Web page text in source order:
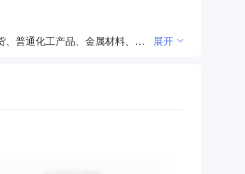
经销：煤炭、焦炭、石材、石料、钢材、沥青、建材、钢材、空调、机电设备、五金交电、办公用品、电子产品、日用百货、普通化工产品、金属材料、化工材料、矿山产品、通讯设备、纺织品、服装鞋帽、文化用品、文化设计、汽车配件、计算机软硬件及辅助设备、铝矾土、铁矿粉；煤炭信息咨询服务，制作代理发布广告；食品经营：粮、油、小杂粮、土特产销售，电地暖、电采暖炉、空气源热泵、地源热泵、生物质采暖炉、燃气采暖炉，太阳能采暖设备的生产、销售及安装，采暖工程的设计服务。（依法须经批准的项目，经相关部门批准后方可开展经营活动） 展开